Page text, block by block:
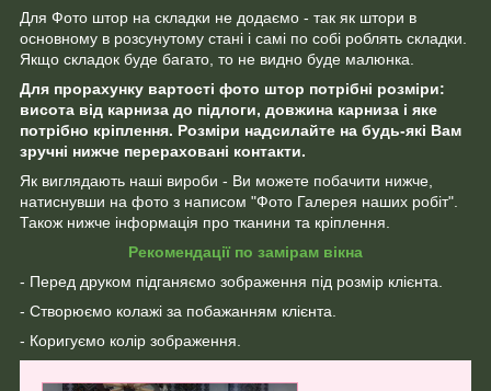
Для Фото штор на складки не додаємо - так як штори в
основному в розсунутому стані і самі по собі роблять складки.
Якщо складок буде багато, то не видно буде малюнка.
Для прорахунку вартості фото штор потрібні розміри:
висота від карниза до підлоги, довжина карниза і яке
потрібно кріплення. Розміри надсилайте на будь-які Вам
зручні нижче перераховані контакти.
Як виглядають наші вироби - Ви можете побачити нижче,
натиснувши на фото з написом "Фото Галерея наших робіт".
Також нижче інформація про тканини та кріплення.
Рекомендації по замірам вікна
- Перед друком підганяємо зображення під розмір клієнта.
- Створюємо колажі за побажанням клієнта.
- Коригуємо колір зображення.